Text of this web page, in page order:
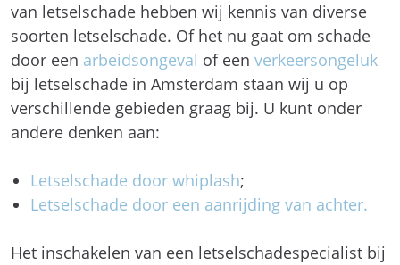
van letselschade hebben wij kennis van diverse
soorten letselschade. Of het nu gaat om schade
door een arbeidsongeval of een verkeersongeluk
bij letselschade in Amsterdam staan wij u op
verschillende gebieden graag bij. U kunt onder
andere denken aan:
Letselschade door whiplash;
Letselschade door een aanrijding van achter.
Het inschakelen van een letselschadespecialist bij